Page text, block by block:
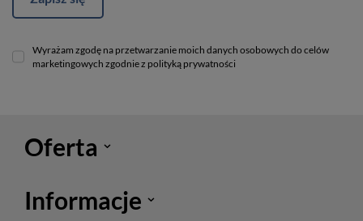
Wyrażam zgodę na przetwarzanie moich danych osobowych do celów
marketingowych zgodnie z polityką prywatności
Oferta
Informacje